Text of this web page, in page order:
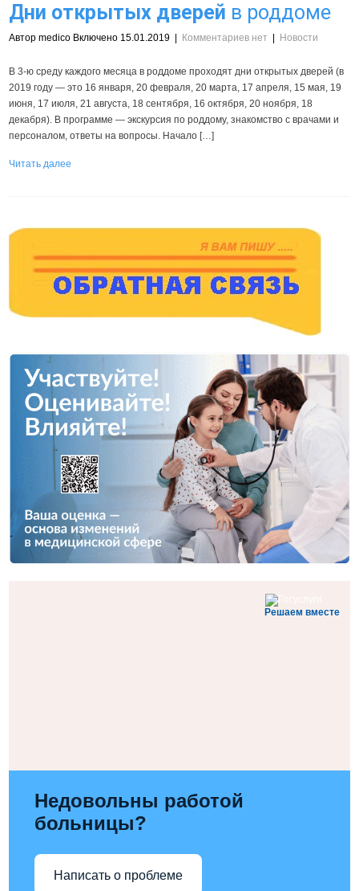
Дни открытых дверей в роддоме
Автор medico Включено 15.01.2019 Комментариев нет Новости
В 3-ю среду каждого месяца в роддоме проходят дни открытых дверей (в
2019 году — это 16 января, 20 февраля, 20 марта, 17 апреля, 15 мая, 19
июня, 17 июля, 21 августа, 18 сентября, 16 октября, 20 ноября, 18
декабря). В программе — экскурсия по роддому, знакомство с врачами и
персоналом, ответы на вопросы. Начало […]
Читать далее
Решаем вместе
Недовольны работой
больницы?
Написать о проблеме